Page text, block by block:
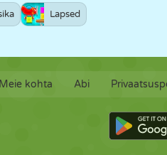
Lapsed
Meie kohta Abi